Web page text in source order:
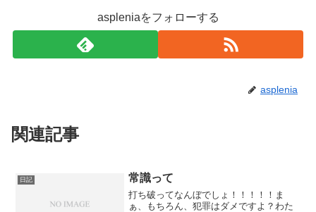
aspleniaをフォローする
asplenia
関連記事
日記 常識って
打ち破ってなんぼでしょ！！！！！ま
ぁ、もちろん、犯罪はダメですよ？わた